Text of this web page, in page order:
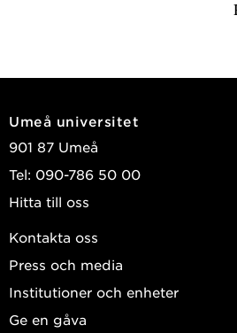
Umeå universitet
901 87 Umeå
Tel: 090-786 50 00
Hitta till oss
Kontakta oss
Press och media
Institutioner och enheter
Ge en gåva